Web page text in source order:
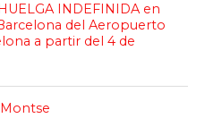
INDEFINIDA en
del Aeropuerto
a partir del 4 de